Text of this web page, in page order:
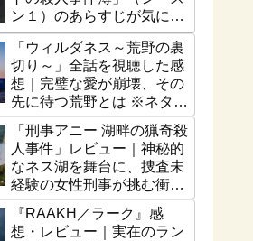
ン１）のあらすじが気にな
る！最終話はどうなるの？
「ウィルダネス～荒野の裏
切り～」全話を視聴した感
想｜完璧な愛が崩壊、その
先に待つ荒野とは ※ネタバ
レなし
「刑事アニー 湖畔の猟奇殺
人事件」レビュー｜神秘的
なネス湖を舞台に、捜査未
経験の女性刑事が挑む衝撃
の猟奇殺人【ネタバレな
し】
『RAAKH／ラーク』感
想・レビュー｜実在のラン